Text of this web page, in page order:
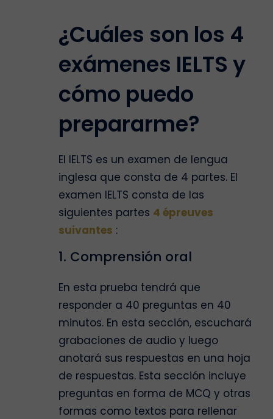
¿Cuáles son los 4
exámenes IELTS y
cómo puedo
prepararme?
El IELTS es un examen de lengua
inglesa que consta de 4 partes. El
examen IELTS consta de las
siguientes partes 4 épreuves
suivantes :
1. Comprensión oral
En esta prueba tendrá que
responder a 40 preguntas en 40
minutos. En esta sección, escuchará
grabaciones de audio y luego
anotará sus respuestas en una hoja
de respuestas. Esta sección incluye
preguntas en forma de MCQ y otras
formas como textos para rellenar